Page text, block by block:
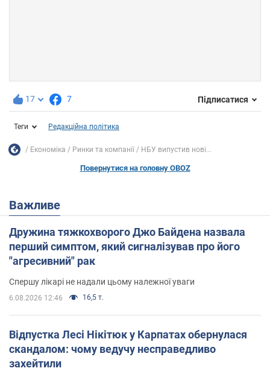
17 7 Підписатися
Теги Редакційна політика
Економіка Ринки та компанії НБУ випустив нові...
Повернутися на головну OBOZ
Важливе
Дружина тяжкохворого Джо Байдена назвала
перший симптом, який сигналізував про його
"агресивний" рак
Спершу лікарі не надали цьому належної уваги
6.08.2026 12:46 16,5 т.
Відпустка Лесі Нікітюк у Карпатах обернулася
скандалом: чому ведучу несправедливо
захейтили